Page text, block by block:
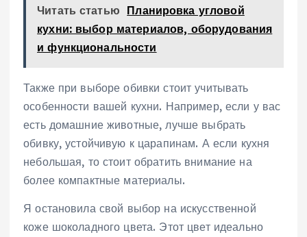
Читать статью Планировка угловой
кухни: выбор материалов, оборудования
и функциональности
Также при выборе обивки стоит учитывать
особенности вашей кухни. Например, если у вас
есть домашние животные, лучше выбрать
обивку, устойчивую к царапинам. А если кухня
небольшая, то стоит обратить внимание на
более компактные материалы.
Я остановила свой выбор на искусственной
коже шоколадного цвета. Этот цвет идеально